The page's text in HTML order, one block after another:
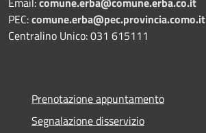
PEC:comune.erba@pec.provincia.como.it
Centralino Unico: 031 615111
Prenotazione appuntamento
Segnalazione disservizio